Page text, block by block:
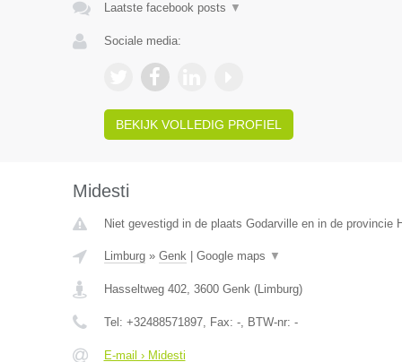
Laatste facebook posts ▼
Sociale media:
BEKIJK VOLLEDIG PROFIEL
Midesti
Niet gevestigd in de plaats Godarville en in de provincie
Limburg» Genk| Google maps ▼
Hasseltweg 402, 3600 Genk(Limburg)
Tel: +32488571897, Fax: -, BTW-nr: -
E-mail › Midesti